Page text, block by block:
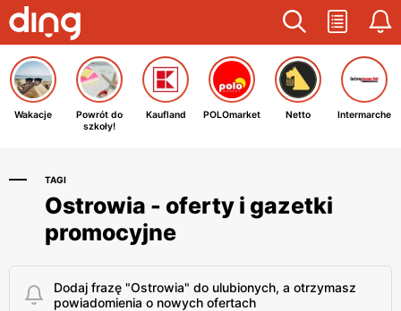
Wakacje
Powrót do
szkoły!
Kaufland POLOmarket Netto Intermarche
TAGI
Ostrowia - oferty i gazetki
promocyjne
Dodaj frazę "Ostrowia" do ulubionych, a otrzymasz
powiadomienia o nowych ofertach